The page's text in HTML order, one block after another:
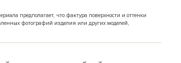
предполагает, что фактура поверхности и оттенки
фотографий изделия или других моделей,